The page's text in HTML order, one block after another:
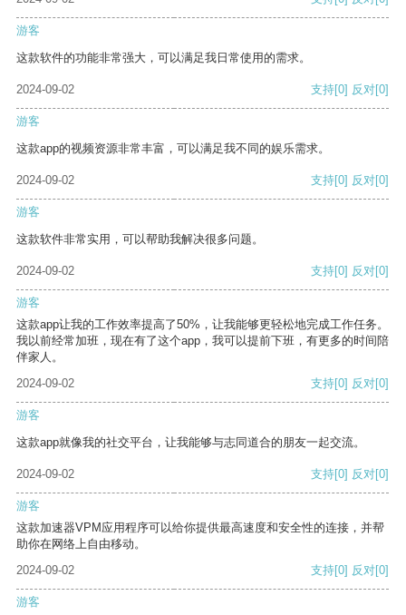
游客
这款软件的功能非常强大，可以满足我日常使用的需求。
2024-09-02 支持[0] 反对[0]
游客
这款app的视频资源非常丰富，可以满足我不同的娱乐需求。
2024-09-02 支持[0] 反对[0]
游客
这款软件非常实用，可以帮助我解决很多问题。
2024-09-02 支持[0] 反对[0]
游客
这款app让我的工作效率提高了50%，让我能够更轻松地完成工作任务。
我以前经常加班，现在有了这个app，我可以提前下班，有更多的时间陪
伴家人。
2024-09-02
支持[0] 反对[0]
游客
这款app就像我的社交平台，让我能够与志同道合的朋友一起交流。
2024-09-02 支持[0] 反对[0]
游客
这款加速器VPM应用程序可以给你提供最高速度和安全性的连接，并帮
助你在网络上自由移动。
2024-09-02
支持[0] 反对[0]
游客